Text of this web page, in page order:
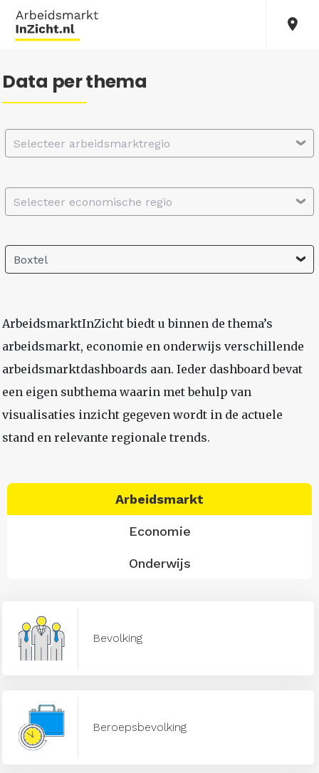
Data per thema
Selecteer arbeidsmarktregio
Selecteer economische regio
Boxtel
ArbeidsmarktInZicht biedt u binnen de thema’s
arbeidsmarkt, economie en onderwijs verschillende
arbeidsmarktdashboards aan. Ieder dashboard bevat
een eigen subthema waarin met behulp van
visualisaties inzicht gegeven wordt in de actuele
stand en relevante regionale trends.
Arbeidsmarkt
Economie
Onderwijs
Bevolking
Beroepsbevolking